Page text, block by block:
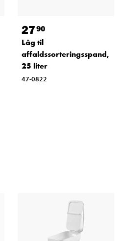
2790
Låg til
affaldssorteringsspand,
25 liter
47-0822